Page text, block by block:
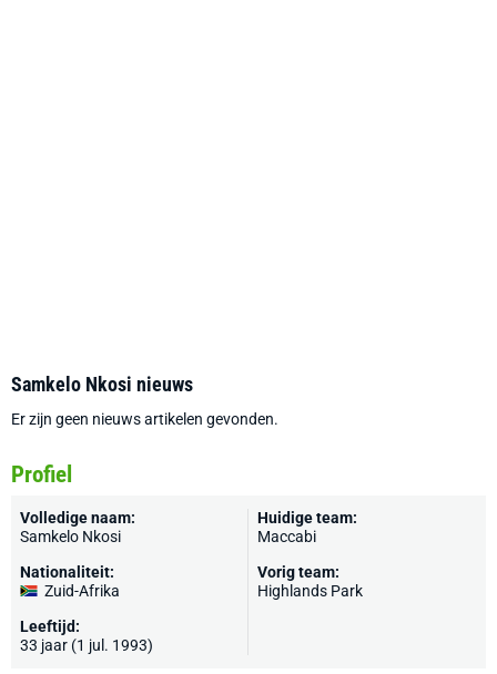
Samkelo Nkosi nieuws
Er zijn geen nieuws artikelen gevonden.
Profiel
Volledige naam:
Samkelo Nkosi
Nationaliteit:
Zuid-Afrika
Leeftijd:
33 jaar (1 jul. 1993)
Huidige team:
Maccabi
Vorig team:
Highlands Park